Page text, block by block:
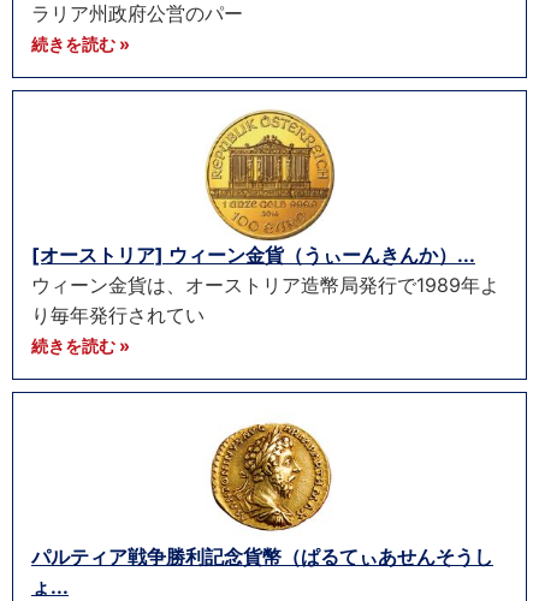
ラリア州政府公営のパー
続きを読む »
[オーストリア] ウィーン金貨（うぃーんきんか）...
ウィーン金貨は、オーストリア造幣局発行で1989年よ
り毎年発行されてい
続きを読む »
パルティア戦争勝利記念貨幣（ぱるてぃあせんそうし
ょ...